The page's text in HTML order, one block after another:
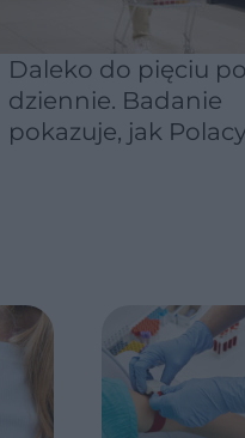
Daleko do pięciu
dziennie. Badanie
pokazuje, jak Polacy